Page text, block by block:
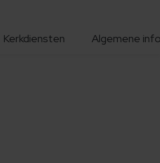
Kerkdiensten Algemene